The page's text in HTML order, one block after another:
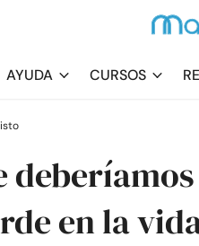
AYUDA CURSOS
en la